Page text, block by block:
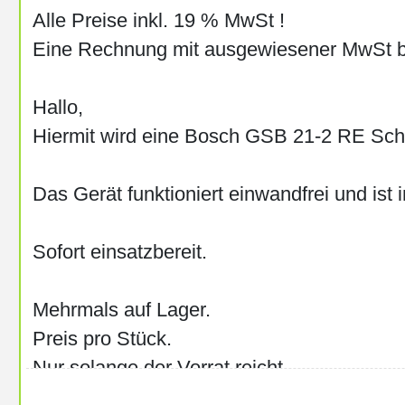
Die Vespa wird wegen Familienzuwachs
Der Motor läuft, die Vespa ist aber nicht
müssen.
Wer diese Arbeiten selbst machen kann
Barzahlung, kein Tausch.
Lieferung im unmittelbaren Umkreis
Köln/Bonner Raum (50km) für 85€ mit
Motorradtransporter über Fremdfirma
Alle Preise inkl. 19 % MwSt !
Eine Rechnung mit ausgewiesener MwSt
Hallo,
Hiermit wird eine Bosch GSB 21-2 RE
Das Gerät funktioniert einwandfrei und ist
Sofort einsatzbereit.
Mehrmals auf Lager.
Preis pro Stück.
Nur solange der Vorrat reicht.